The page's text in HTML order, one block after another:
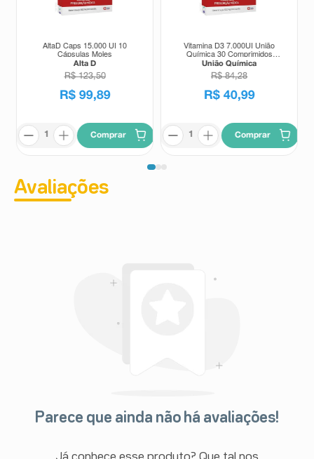
AltaD Caps 15.000 UI 10
Cápsulas Moles
Alta D
R$ 123,50
R$ 99,89
Comprar
Vitamina D3 7.000UI União
Química 30 Comprimidos
Revestidos
União Química
R$ 84,28
R$ 40,99
Comprar
Avaliações
Parece que ainda não há avaliações!